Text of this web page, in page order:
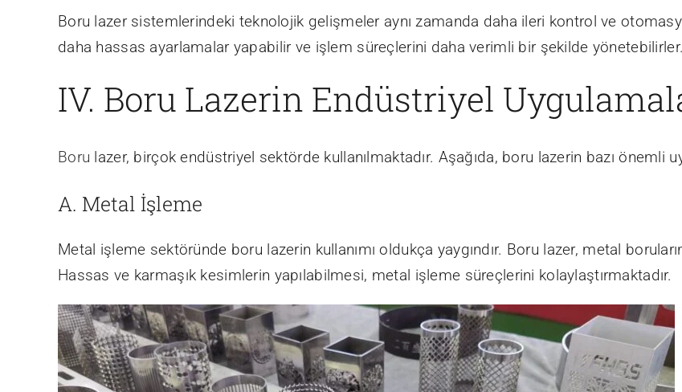
Boru lazer sistemlerindeki teknolojik gelişmeler aynı zamanda daha ileri kontrol ve
daha hassas ayarlamalar yapabilir ve işlem süreçlerini daha verimli bir şekilde yönetebilirler.
IV. Boru Lazerin Endüstriyel
Boru lazer, birçok endüstriyel sektörde kullanılmaktadır. Aşağıda, boru lazerin bazı önemli
A. Metal İşleme
Metal işleme sektöründe boru lazerin kullanımı oldukça yaygındır. Boru lazer, metal
Hassas ve karmaşık kesimlerin yapılabilmesi, metal işleme süreçlerini kolaylaştırmaktadır.